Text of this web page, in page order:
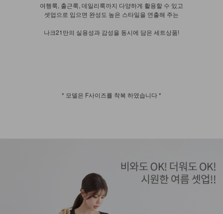
여행룩, 출근룩, 데일리룩까지 다양하게 활용할 수 있고
셋업으로 입으면 완성도 높은 스타일을 연출해 주는
나크21만의 실용성과 감성을 동시에 담은 세트상품!
* 모델은 F사이즈를 착복 하였습니다 *